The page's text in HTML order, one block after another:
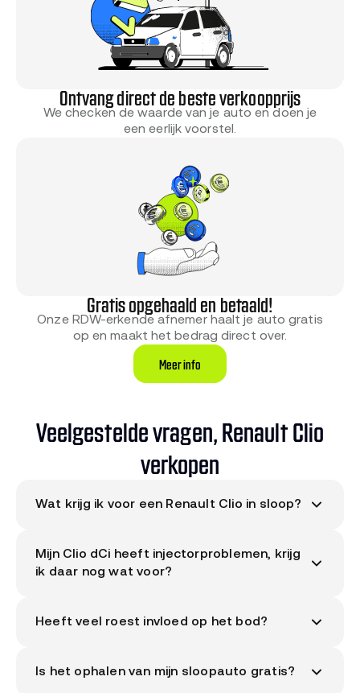
Ontvang direct de beste verkoopprijs
We checken de waarde van je auto en doen je
een eerlijk voorstel.
Gratis opgehaald en betaald!
Onze RDW-erkende afnemer haalt je auto gratis
op en maakt het bedrag direct over.
Meer info
Veelgestelde vragen, Renault Clio
verkopen
Wat krijg ik voor een Renault Clio in sloop?
ons systeem berekent het bedrag op basis van
staat, bouwjaar, motor, kilometerstand, werkende
seconden weet je wat jouw Clio oplevert.
Mijn Clio dCi heeft injectorproblemen, krijg
ik daar nog wat voor?
nog steeds waarde via plaatwerk, deuren,
het bod realistisch is.
Heeft veel roest invloed op het bod?
mechanische onderdelen (motor, bak, koplampen)
Is het ophalen van mijn sloopauto gratis?